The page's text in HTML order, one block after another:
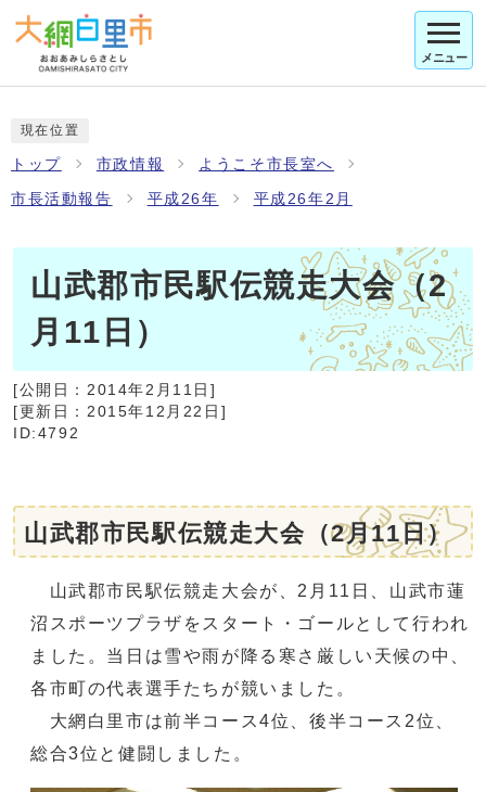
メニュー
現在位置
トップ 市政情報 ようこそ市長室へ
市長活動報告 平成26年 平成26年2月
山武郡市民駅伝競走大会（2
月11日）
[公開日： 2014年2月11日 ]
[更新日： 2015年12月22日 ]
ID:4792
山武郡市民駅伝競走大会（2月11日）
山武郡市民駅伝競走大会が、2月11日、山武市蓮
沼スポーツプラザをスタート・ゴールとして行われ
ました。当日は雪や雨が降る寒さ厳しい天候の中、
各市町の代表選手たちが競いました。
大網白里市は前半コース4位、後半コース2位、
総合3位と健闘しました。